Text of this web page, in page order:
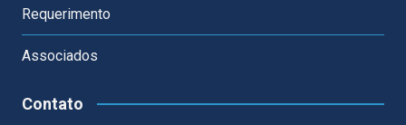
Requerimento
Associados
Contato